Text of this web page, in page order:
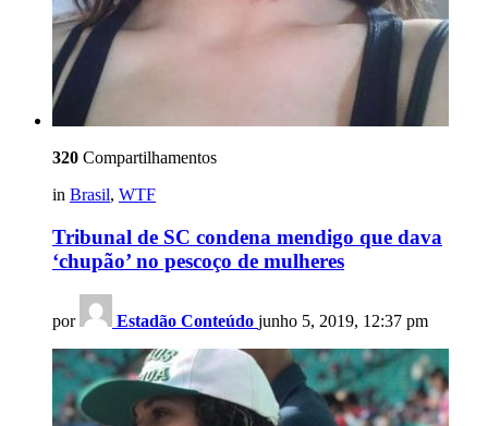
320 Compartilhamentos
in Brasil, WTF
Tribunal de SC condena mendigo que dava
‘chupão’ no pescoço de mulheres
por Estadão Conteúdo junho 5, 2019, 12:37 pm